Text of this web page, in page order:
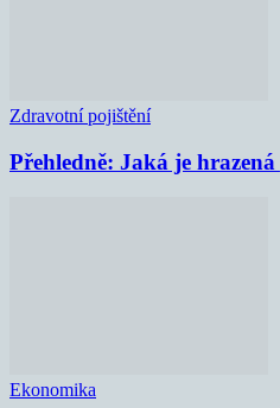
Zdravotní pojištění
Přehledně: Jaká je
Ekonomika